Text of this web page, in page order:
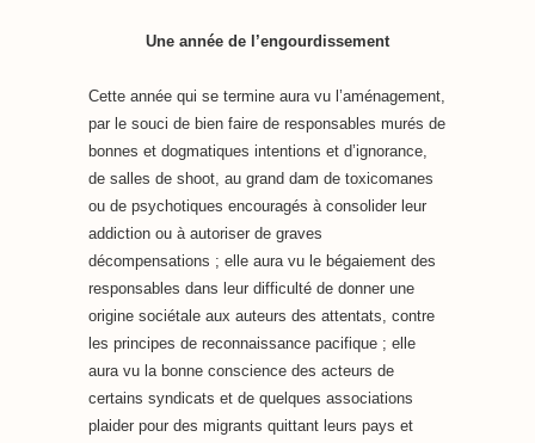
Une année de l’engourdissement
Cette année qui se termine aura vu l’aménagement,
par le souci de bien faire de responsables murés de
bonnes et dogmatiques intentions et d’ignorance,
de salles de shoot, au grand dam de toxicomanes
ou de psychotiques encouragés à consolider leur
addiction ou à autoriser de graves
décompensations ; elle aura vu le bégaiement des
responsables dans leur difficulté de donner une
origine sociétale aux auteurs des attentats, contre
les principes de reconnaissance pacifique ; elle
aura vu la bonne conscience des acteurs de
certains syndicats et de quelques associations
plaider pour des migrants quittant leurs pays et